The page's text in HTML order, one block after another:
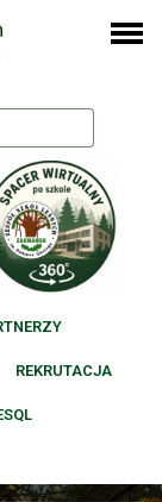
REKRUTACJA